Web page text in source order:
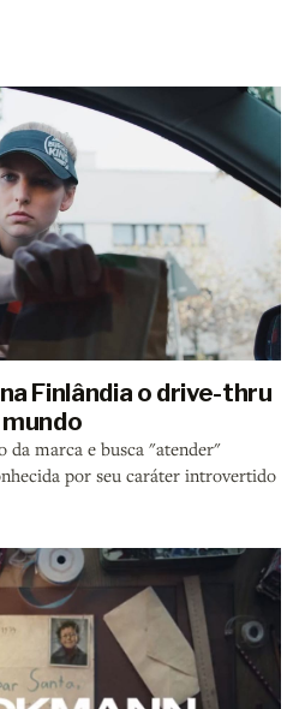
Finlândia o drive-thru
da marca e busca "atender"
por seu caráter introvertido